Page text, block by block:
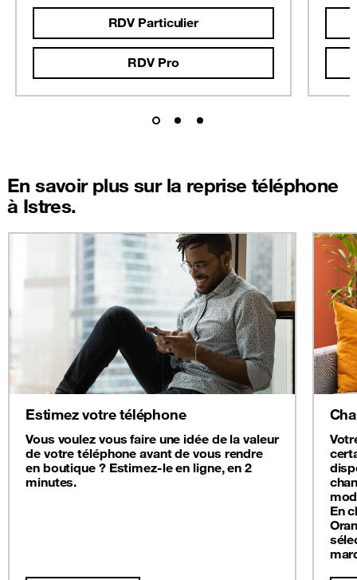
RDV Particulier
RDV Pro
En savoir plus sur la reprise téléphone
à Istres.
Estimez votre téléphone
Vous voulez vous faire une idée de la valeur
de votre téléphone avant de vous rendre
en boutique ? Estimez-le en ligne, en 2
minutes.
En